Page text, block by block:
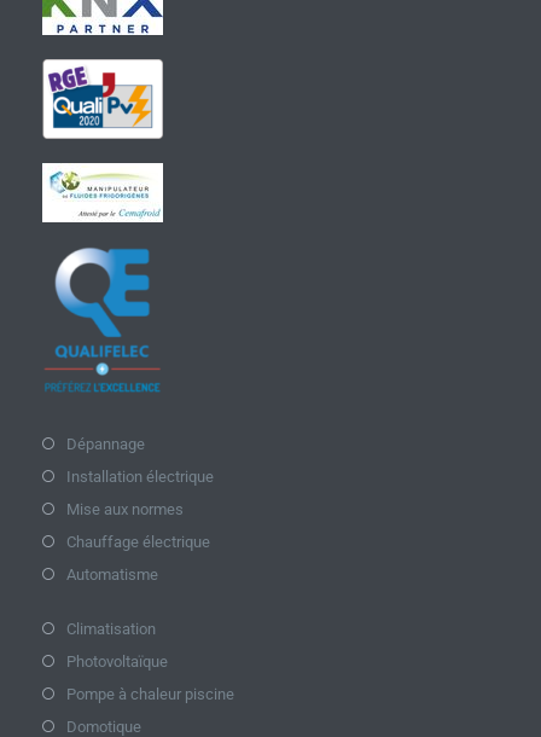
Dépannage
Installation électrique
Mise aux normes
Chauffage électrique
Automatisme
Climatisation
Photovoltaïque
Pompe à chaleur piscine
Domotique